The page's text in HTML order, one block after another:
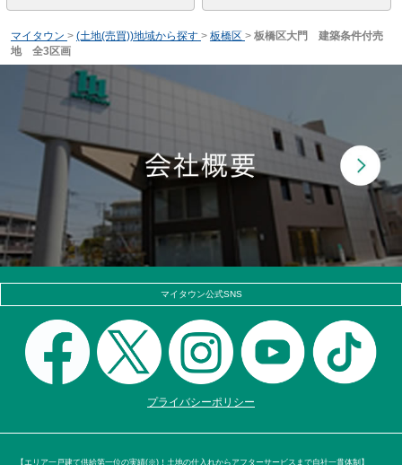
マイタウン > (土地(売買))地域から探す > 板橋区 > 板橋区大門 建築条件付売
地 全3区画
マイタウン公式SNS
プライバシーポリシー
【エリア一戸建て供給第一位の実績(※)！土地の仕入れからアフターサービスまで自社一貫体制】